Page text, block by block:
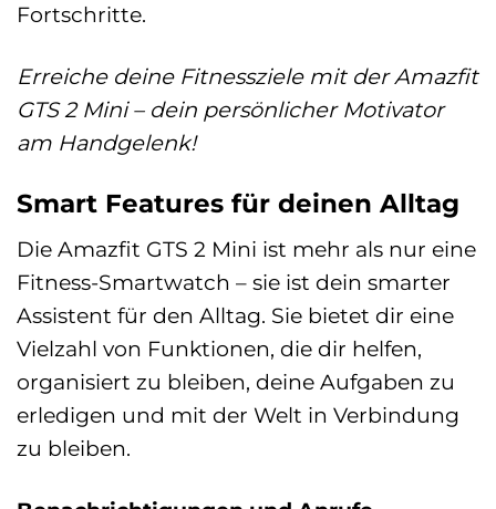
Fortschritte.
Erreiche deine Fitnessziele mit der Amazfit
GTS 2 Mini – dein persönlicher Motivator
am Handgelenk!
Smart Features für deinen Alltag
Die Amazfit GTS 2 Mini ist mehr als nur eine
Fitness-Smartwatch – sie ist dein smarter
Assistent für den Alltag. Sie bietet dir eine
Vielzahl von Funktionen, die dir helfen,
organisiert zu bleiben, deine Aufgaben zu
erledigen und mit der Welt in Verbindung
zu bleiben.